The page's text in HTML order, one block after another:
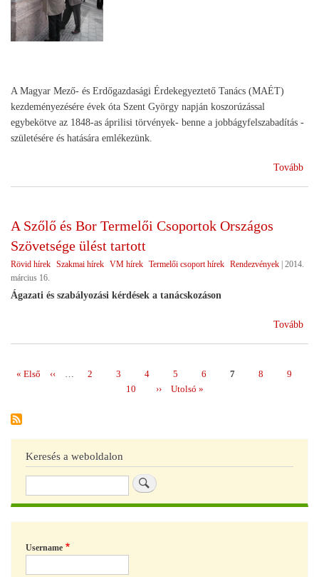
A Magyar Mező- és Erdőgazdasági Érdekegyeztető Tanács (MAÉT)
kezdeményezésére évek óta Szent György napján koszorúzással
egybekötve az 1848-as áprilisi törvények- benne a jobbágyfelszabadítás -
születésére és hatására emlékezünk.
Tovább
A Szőlő és Bor Termelői Csoportok Országos
Szövetsége ülést tartott
Rövid hírek Szakmai hírek VM hírek Termelői csoport hírek Rendezvények 2014.
március 16.
Ágazati és szabályozási kérdések a tanácskozáson
Tovább
Első
« Első
Előző
‹‹ Page
2 Page
3 Page
4 Page
5 Page
6 Page
7 Page
8 Page
9
Page
10
Következő
››
Utolsó
Utolsó »
Keresés a weboldalon
Username